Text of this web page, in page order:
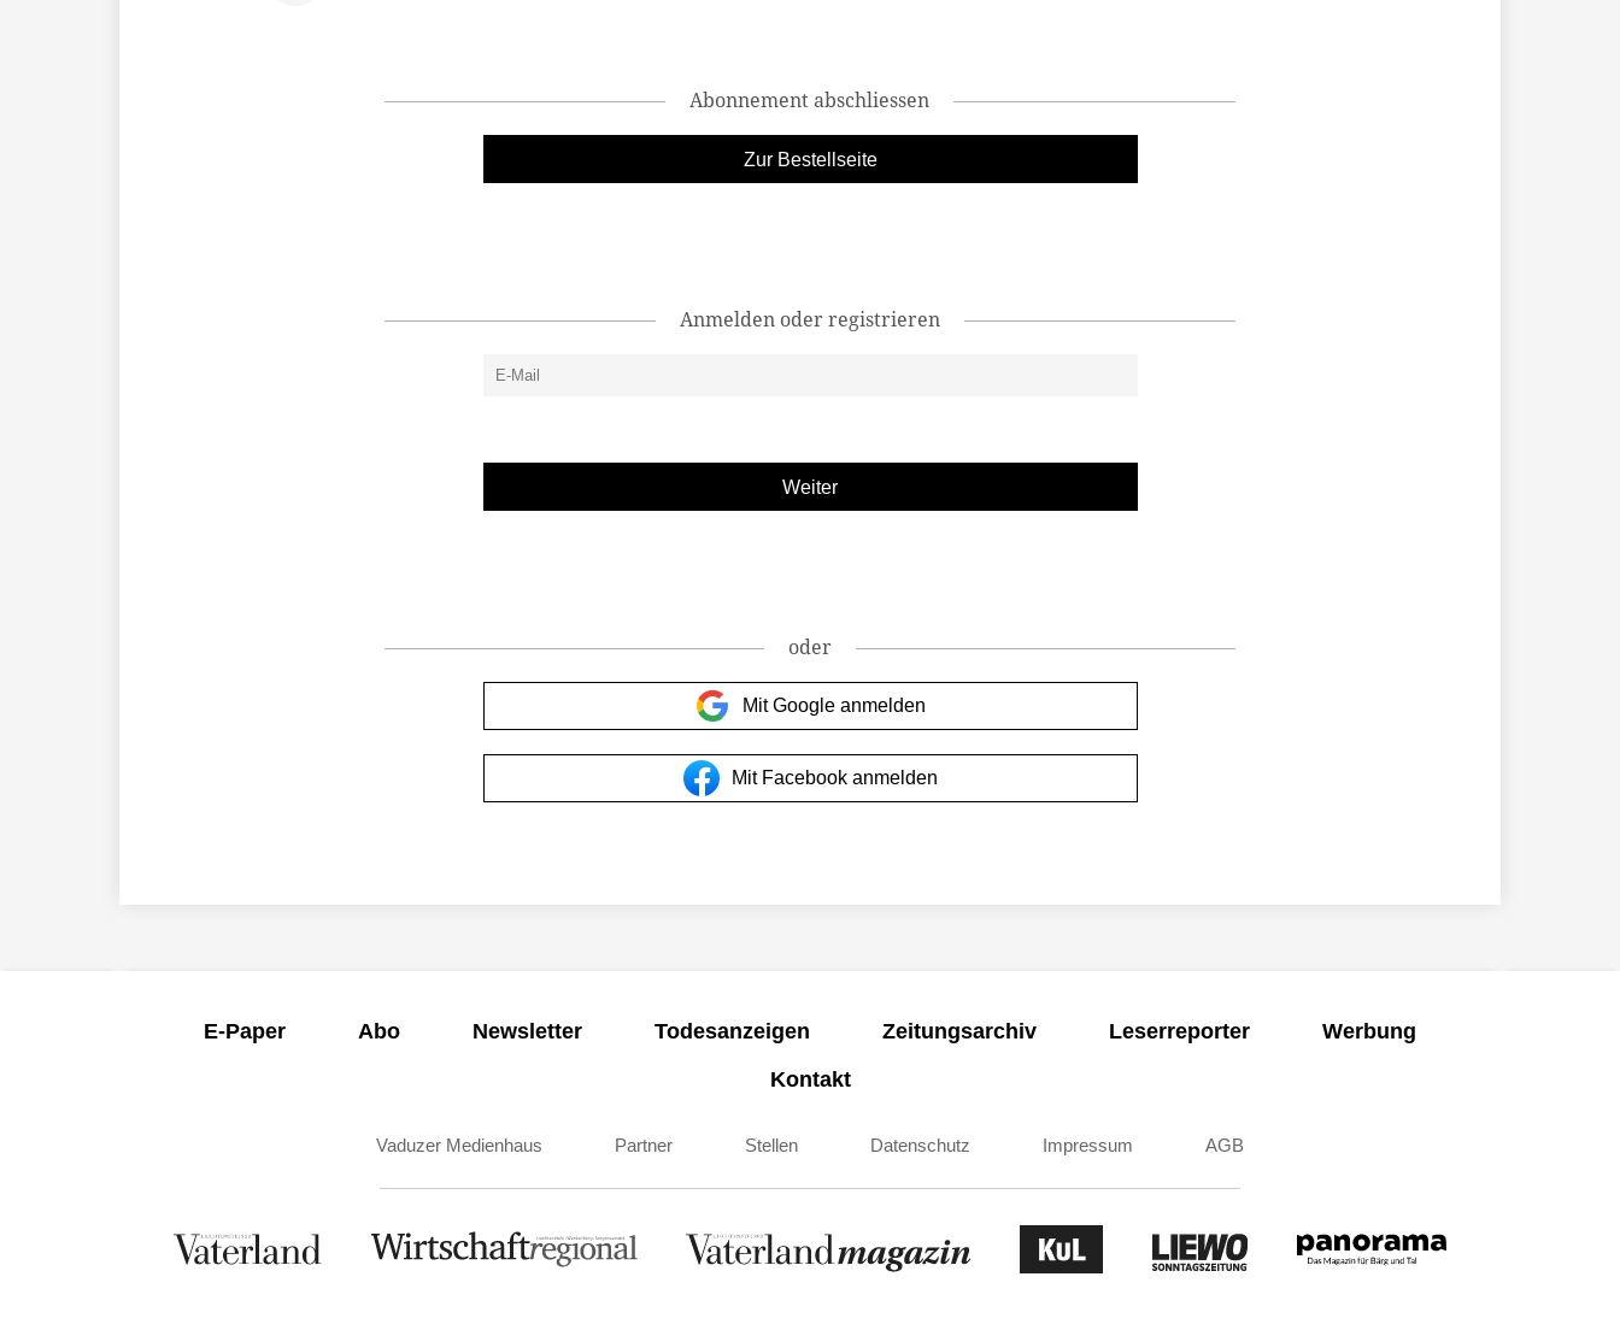
Abonnement abschliessen
Zur Bestellseite
Anmelden oder registrieren
oder
Mit Google anmelden
Mit Facebook anmelden
E-Paper Abo Newsletter Todesanzeigen Zeitungsarchiv Leserreporter
Werbung
Kontakt
Vaduzer Medienhaus Partner Stellen Datenschutz Impressum AGB